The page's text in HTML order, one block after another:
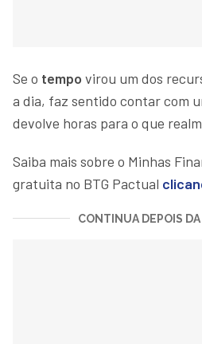
Se o tempo virou um dos
a dia, faz sentido contar com
devolve horas para o que
Saiba mais sobre o Minhas
gratuita no BTG Pactual
CONTINUA DEPOIS